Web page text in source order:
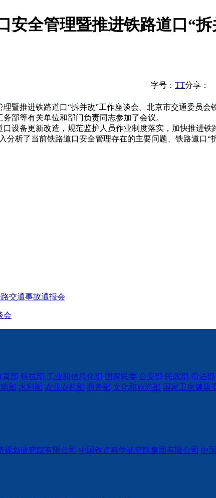
安全管理暨推进铁路道口“拆
分享：
字号： TT
推进铁路道口“拆并改”工作座谈会。北京市交通委员会
部等有关单位和部门负责同志参加了会议。
备更新改造，规范监护人员作业制度落实，加快推进铁
析了当前铁路道口安全管理存在的主要问题、铁路道口“
交通事故通报会
会
育部 科技部 工业和信息化部 国家民委 公安部 民政部 司法部
部 水利部 农业农村部 商务部 文化和旅游部 国家卫生健康
规划研究院有限公司 中国铁道科学研究院集团有限公司 中